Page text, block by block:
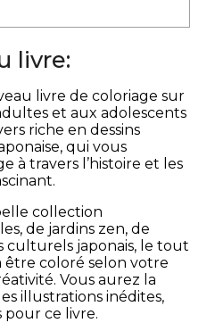
livre:
livre de coloriage sur
et aux adolescents
riche en dessins
qui vous
à travers l’histoire et les
collection
de jardins zen, de
culturels japonais, le tout
être coloré selon votre
Vous aurez la
illustrations inédites,
ce livre.